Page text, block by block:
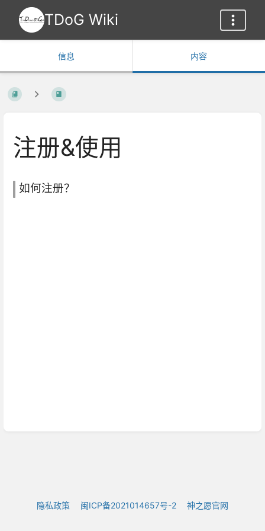
TDoG Wiki
信息 内容
注册&使用
如何注册？
隐私政策 闽ICP备2021014657号-2 神之愿官网